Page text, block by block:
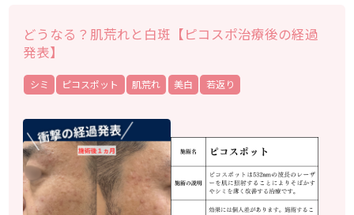
どうなる？肌荒れと白斑【ピコスポ治療後の経過
発表】
シミ ピコスポット 肌荒れ 美白 若返り